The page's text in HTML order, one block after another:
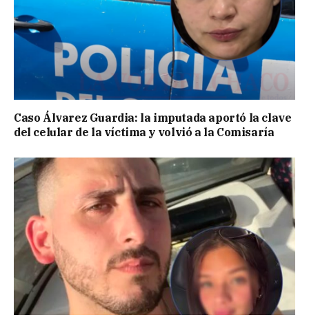
Caso Álvarez Guardia: la imputada aportó la clave
del celular de la víctima y volvió a la Comisaría